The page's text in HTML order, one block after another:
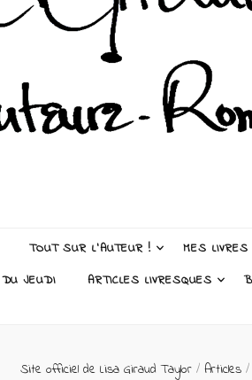
TOUT SUR L’AUTEUR ! MES LIVRES
JEUDI
ARTICLES LIVRESQUES
Site officiel de Lisa Giraud Taylor / Articles /